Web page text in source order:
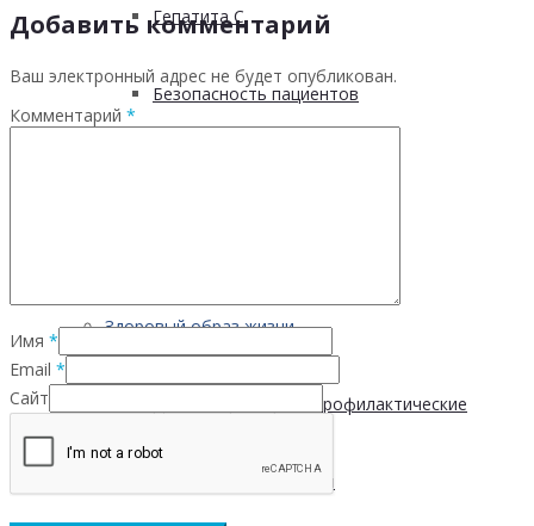
Гепатита С
Безопасность пациентов
Здоровый образ жизни
Диспансеризация и профилактические
медицинские осмотры
Добавить комментарий
Ваш электронный адрес не будет опубликован.
Комментарий *
Имя *
Email *
Сайт